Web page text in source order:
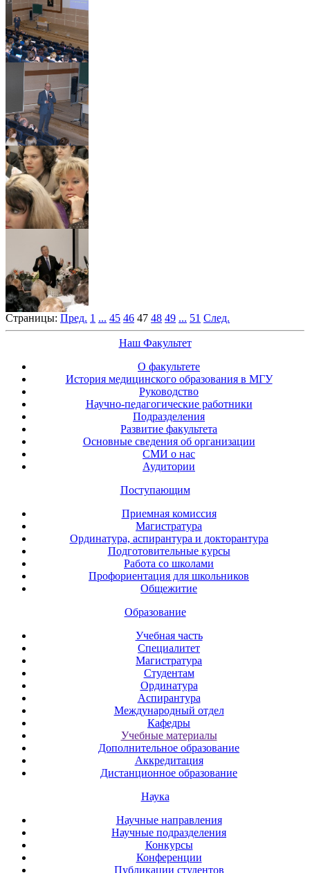
Страницы: Пред. 1 ... 45 46 47 48 49 ... 51 След.
Наш Факультет
О факультете
История медицинского образования в МГУ
Руководство
Научно-педагогические работники
Подразделения
Развитие факультета
Основные сведения об организации
СМИ о нас
Аудитории
Поступающим
Приемная комиссия
Магистратура
Ординатура, аспирантура и докторантура
Подготовительные курсы
Работа со школами
Профориентация для школьников
Общежитие
Образование
Учебная часть
Специалитет
Магистратура
Студентам
Ординатура
Аспирантура
Международный отдел
Кафедры
Учебные материалы
Дополнительное образование
Аккредитация
Дистанционное образование
Наука
Научные направления
Научные подразделения
Конкурсы
Конференции
Публикации студентов